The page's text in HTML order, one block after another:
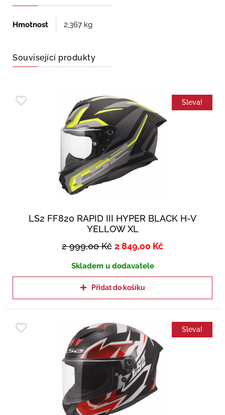
Hmotnost 2,367 kg
Související produkty
Sleva!
LS2 FF820 RAPID III HYPER BLACK H-V
YELLOW XL
2 999,00Kč 2 849,00 Kč
Skladem u dodavatele
Přidat do košíku
Sleva!